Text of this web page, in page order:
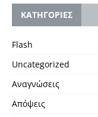
KΑΤΗΓΟΡΙΕΣ
Flash
Uncategorized
Αναγνώσεις
Απόψεις